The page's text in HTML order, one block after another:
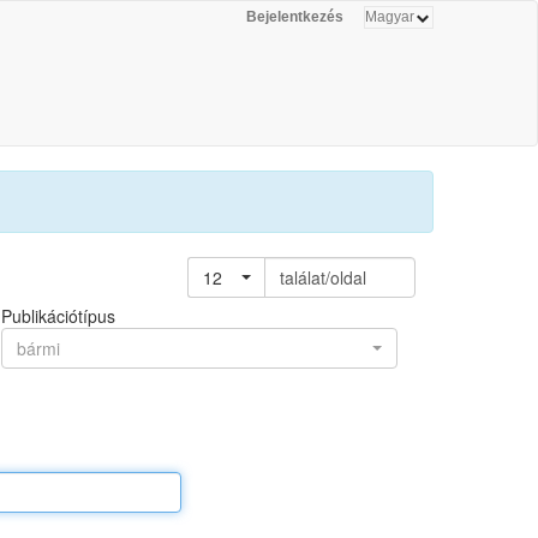
Bejelentkezés
12
találat/oldal
Publikációtípus
bármi